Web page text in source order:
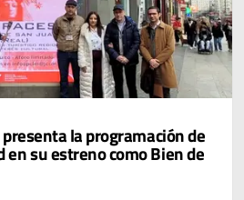
la programación de
en su estreno como Bien de